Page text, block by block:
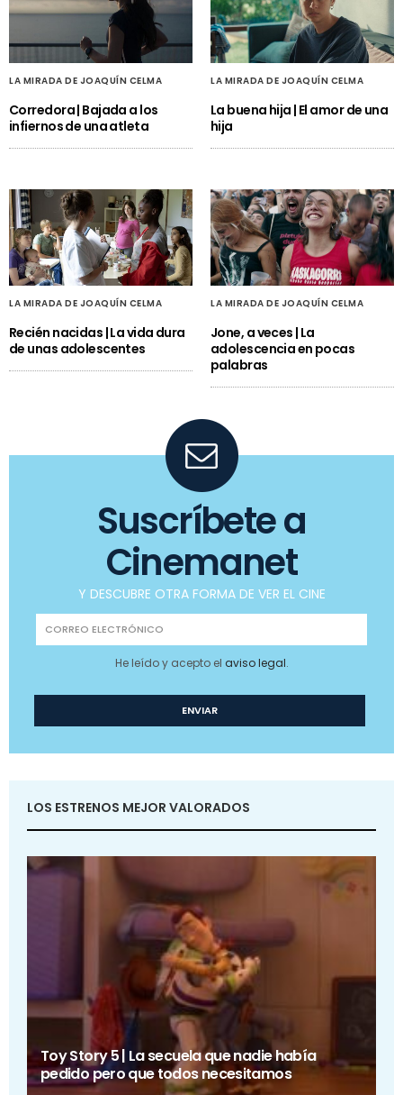
LA MIRADA DE JOAQUÍN CELMA
Corredora | Bajada a los
infiernos de una atleta
LA MIRADA DE JOAQUÍN CELMA
La buena hija | El amor de una
hija
LA MIRADA DE JOAQUÍN CELMA
Recién nacidas | La vida dura
de unas adolescentes
LA MIRADA DE JOAQUÍN CELMA
Jone, a veces | La
adolescencia en pocas
palabras
Suscríbete a
Cinemanet
Y DESCUBRE OTRA FORMA DE VER EL CINE
He leído y acepto el aviso legal.
LOS ESTRENOS MEJOR VALORADOS
Toy Story 5 | La secuela que nadie había
pedido pero que todos necesitamos